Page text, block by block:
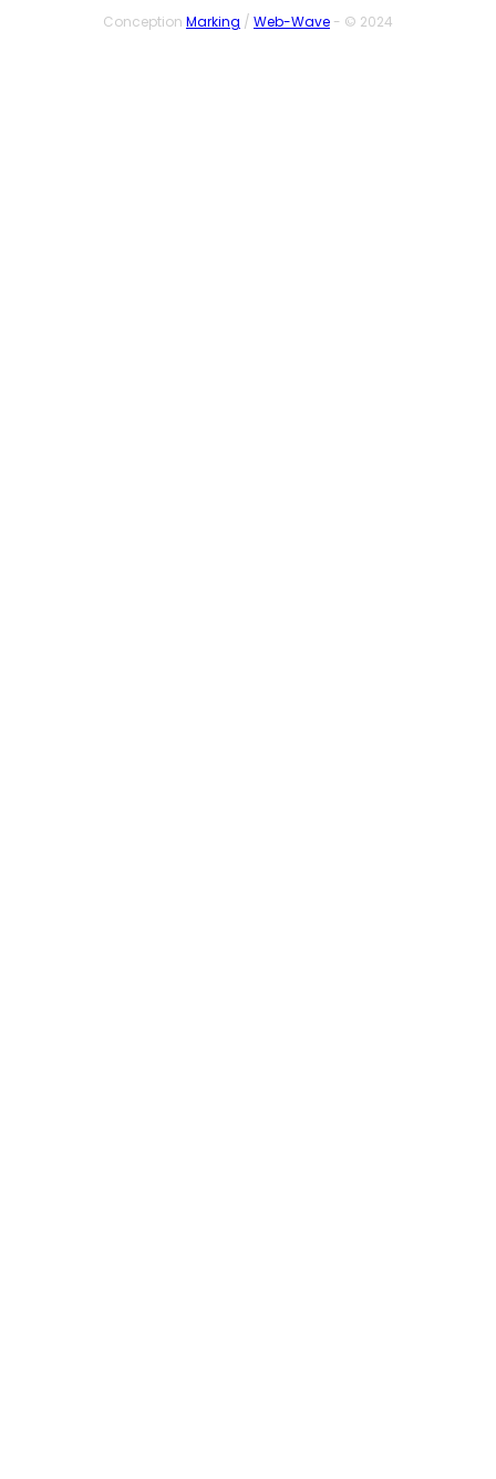
Conception Marking / Web-Wave - © 2024